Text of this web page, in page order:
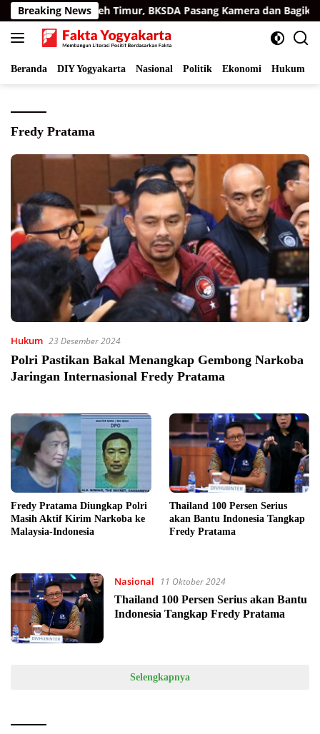
Langsung
ke
konten
Breaking NewsAceh Timur, BKSDA Pasang Kamera dan Bagikan
Beranda DIY Yogyakarta Nasional Politik Ekonomi Hukum
Fredy Pratama
Hukum 23 Desember 2024
Polri Pastikan Bakal Menangkap Gembong Narkoba
Jaringan Internasional Fredy Pratama
Fredy Pratama Diungkap Polri
Masih Aktif Kirim Narkoba ke
Malaysia-Indonesia
Thailand 100 Persen Serius
akan Bantu Indonesia Tangkap
Fredy Pratama
Nasional
11 Oktober 2024
Thailand 100 Persen Serius akan Bantu
Indonesia Tangkap Fredy Pratama
Selengkapnya